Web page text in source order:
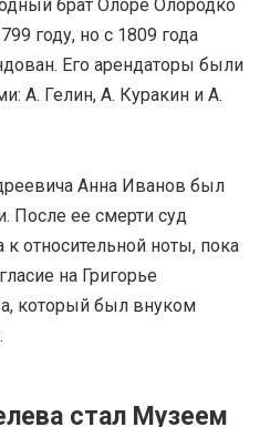
брат Олоре Олородко
году, но с 1809 года
Его арендаторы были
А. Гелин, А. Куракин и А.
Анна Иванов был
После ее смерти суд
относительной ноты, пока
на Григорье
который был внуком
стал Музеем